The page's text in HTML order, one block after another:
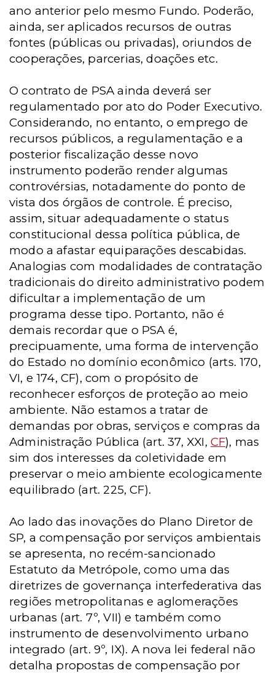
ano anterior pelo mesmo Fundo. Poderão,
ainda, ser aplicados recursos de outras
fontes (públicas ou privadas), oriundos de
cooperações, parcerias, doações etc.
O contrato de PSA ainda deverá ser
regulamentado por ato do Poder Executivo.
Considerando, no entanto, o emprego de
recursos públicos, a regulamentação e a
posterior fiscalização desse novo
instrumento poderão render algumas
controvérsias, notadamente do ponto de
vista dos órgãos de controle. É preciso,
assim, situar adequadamente o status
constitucional dessa política pública, de
modo a afastar equiparações descabidas.
Analogias com modalidades de contratação
tradicionais do direito administrativo podem
dificultar a implementação de um
programa desse tipo. Portanto, não é
demais recordar que o PSA é,
precipuamente, uma forma de intervenção
do Estado no domínio econômico (arts. 170,
VI, e 174, CF), com o propósito de
reconhecer esforços de proteção ao meio
ambiente. Não estamos a tratar de
demandas por obras, serviços e compras da
Administração Pública (art. 37, XXI, CF), mas
sim dos interesses da coletividade em
preservar o meio ambiente ecologicamente
equilibrado (art. 225, CF).
Ao lado das inovações do Plano Diretor de
SP, a compensação por serviços ambientais
se apresenta, no recém-sancionado
Estatuto da Metrópole, como uma das
diretrizes de governança interfederativa das
regiões metropolitanas e aglomerações
urbanas (art. 7º, VII) e também como
instrumento de desenvolvimento urbano
integrado (art. 9º, IX). A nova lei federal não
detalha propostas de compensação por